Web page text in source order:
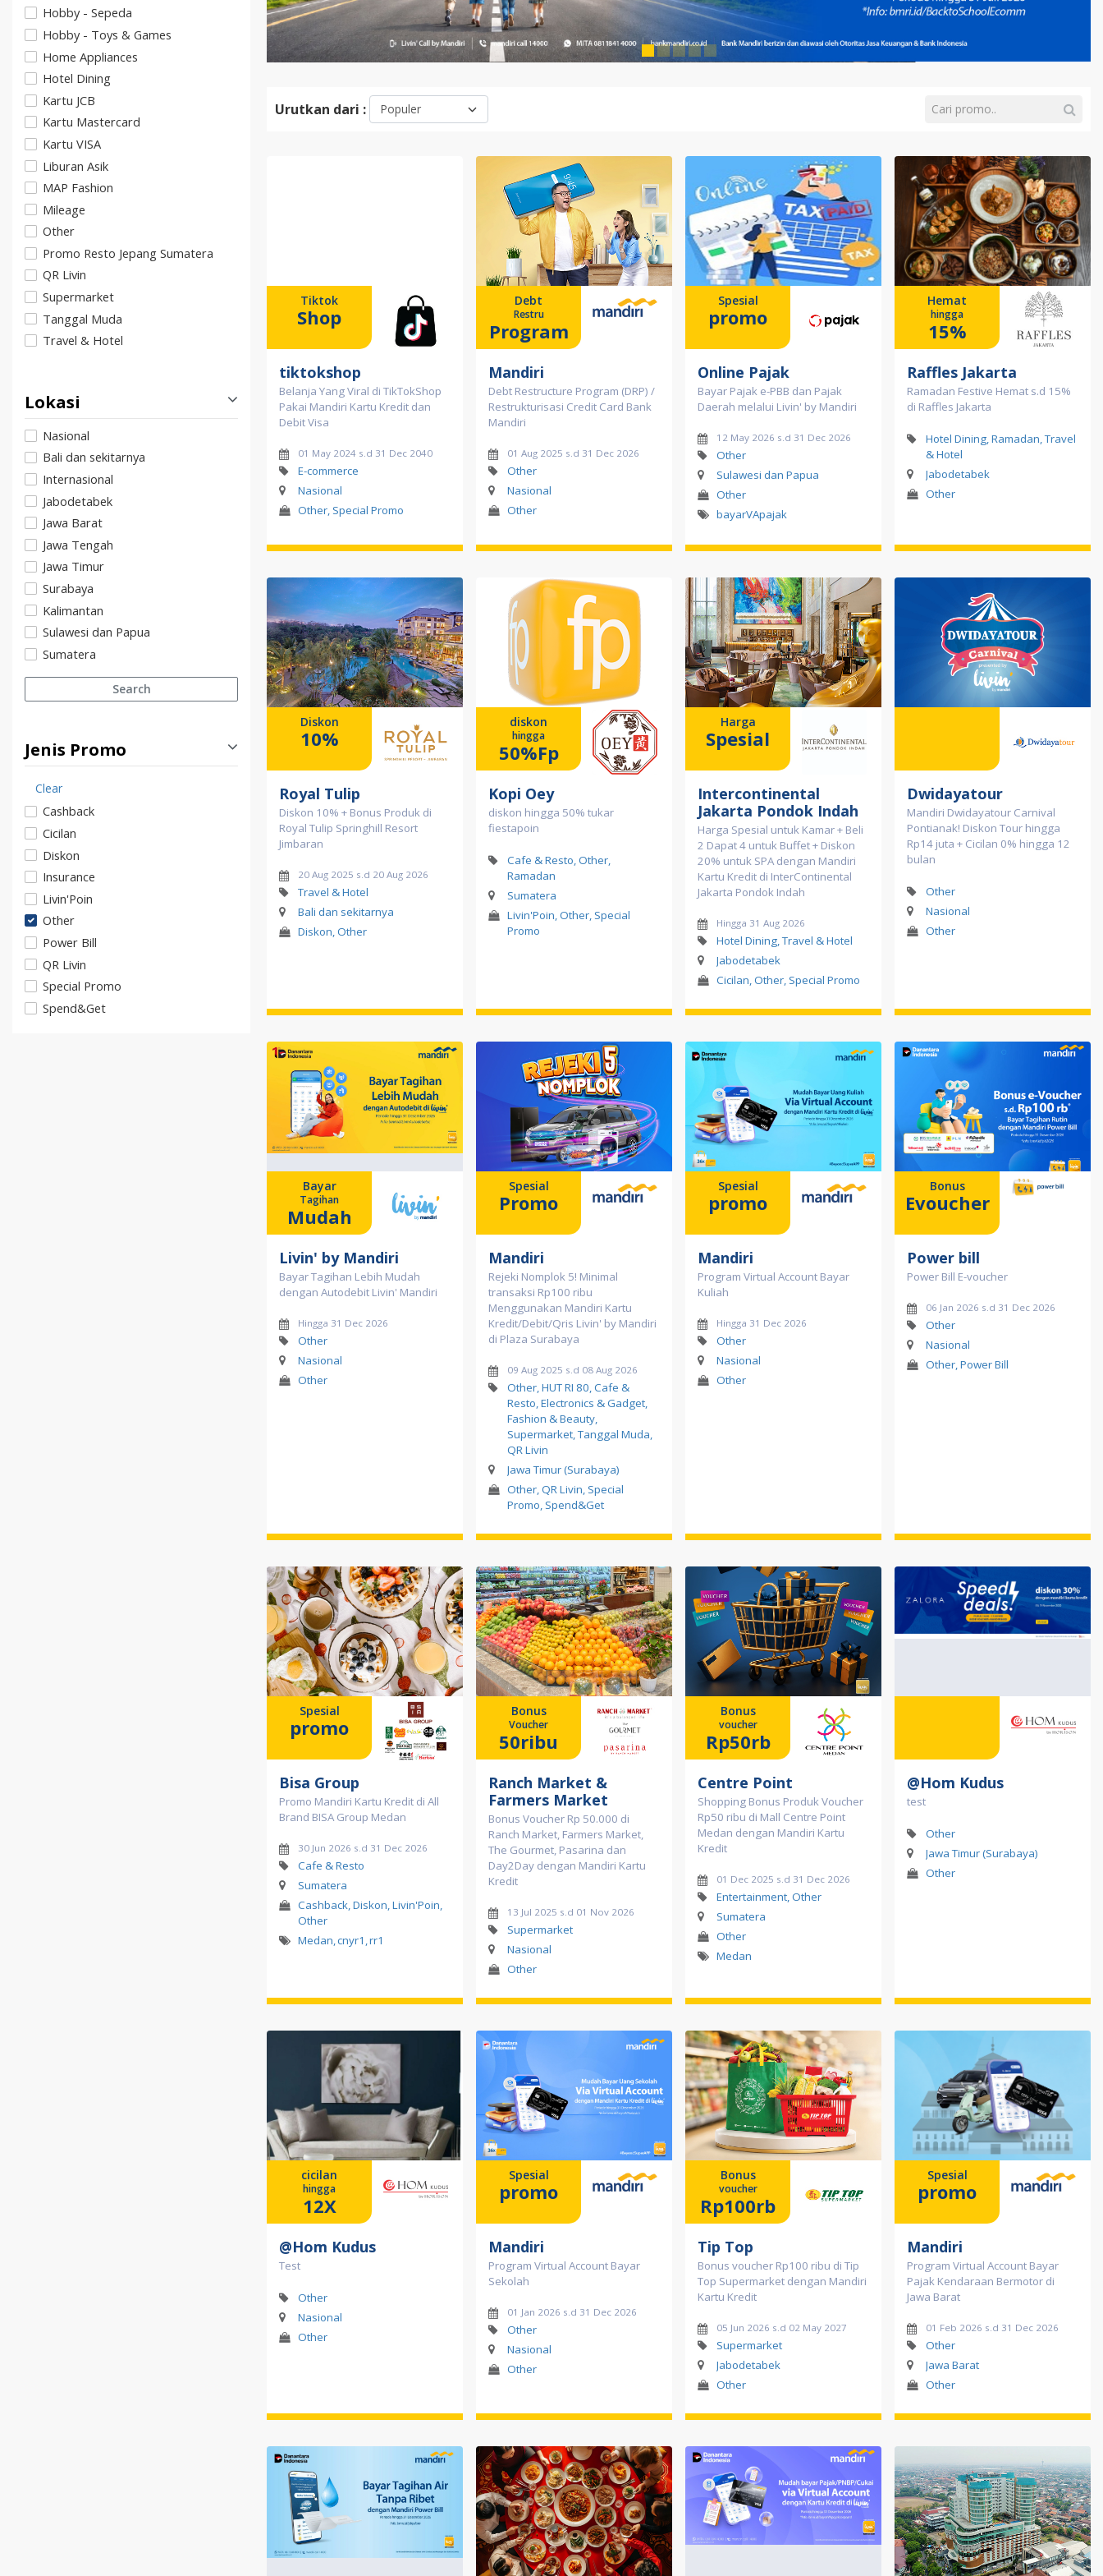
Hobby - Sepeda
Hobby - Toys & Games
Home Appliances
Hotel Dining
Kartu JCB
Kartu Mastercard
Kartu VISA
Liburan Asik
MAP Fashion
Mileage
Other
Promo Resto Jepang Sumatera
QR Livin
Supermarket
Tanggal Muda
Travel & Hotel
Lokasi
Nasional
Bali dan sekitarnya
Internasional
Jabodetabek
Jawa Barat
Jawa Tengah
Jawa Timur
Surabaya
Kalimantan
Sulawesi dan Papua
Sumatera
Search
Jenis Promo
Clear
Cashback
Cicilan
Diskon
Insurance
Livin'Poin
Other
Power Bill
QR Livin
Special Promo
Spend&Get
Urutkan dari :
Tiktok
Shop
tiktokshop
Belanja Yang Viral di TikTokShop
Pakai Mandiri Kartu Kredit dan
Debit Visa
01 May 2024 s.d 31 Dec 2040
E-commerce
Nasional
Other, Special Promo
Debt
Restru
Program
Mandiri
Debt Restructure Program (DRP) /
Restrukturisasi Credit Card Bank
Mandiri
01 Aug 2025 s.d 31 Dec 2026
Other
Nasional
Other
Spesial
promo
Online Pajak
Bayar Pajak e-PBB dan Pajak
Daerah melalui Livin' by Mandiri
12 May 2026 s.d 31 Dec 2026
Other
Sulawesi dan Papua
Other
bayarVApajak
Hemat
hingga
15%
Raffles Jakarta
Ramadan Festive Hemat s.d 15%
di Raffles Jakarta
Hotel Dining, Ramadan, Travel
& Hotel
Jabodetabek
Other
Diskon
10%
Royal Tulip
Diskon 10% + Bonus Produk di
Royal Tulip Springhill Resort
Jimbaran
20 Aug 2025 s.d 20 Aug 2026
Travel & Hotel
Bali dan sekitarnya
Diskon, Other
diskon
hingga
50%Fp
Kopi Oey
diskon hingga 50% tukar
fiestapoin
Cafe & Resto, Other,
Ramadan
Sumatera
Livin'Poin, Other, Special
Promo
Harga
Spesial
Intercontinental
Jakarta Pondok Indah
Harga Spesial untuk Kamar + Beli
2 Dapat 4 untuk Buffet + Diskon
20% untuk SPA dengan Mandiri
Kartu Kredit di InterContinental
Jakarta Pondok Indah
Hingga 31 Aug 2026
Hotel Dining, Travel & Hotel
Jabodetabek
Cicilan, Other, Special Promo
Dwidayatour
Mandiri Dwidayatour Carnival
Pontianak! Diskon Tour hingga
Rp14 juta + Cicilan 0% hingga 12
bulan
Other
Nasional
Other
Bayar
Tagihan
Mudah
Livin' by Mandiri
Bayar Tagihan Lebih Mudah
dengan Autodebit Livin' Mandiri
Hingga 31 Dec 2026
Other
Nasional
Other
Spesial
Promo
Mandiri
Rejeki Nomplok 5! Minimal
transaksi Rp100 ribu
Menggunakan Mandiri Kartu
Kredit/Debit/Qris Livin' by Mandiri
di Plaza Surabaya
09 Aug 2025 s.d 08 Aug 2026
Other, HUT RI 80, Cafe &
Resto, Electronics & Gadget,
Fashion & Beauty,
Supermarket, Tanggal Muda,
QR Livin
Jawa Timur (Surabaya)
Other, QR Livin, Special
Promo, Spend&Get
Spesial
promo
Mandiri
Program Virtual Account Bayar
Kuliah
Hingga 31 Dec 2026
Other
Nasional
Other
Bonus
Evoucher
Power bill
Power Bill E-voucher
06 Jan 2026 s.d 31 Dec 2026
Other
Nasional
Other, Power Bill
Spesial
promo
Bisa Group
Promo Mandiri Kartu Kredit di All
Brand BISA Group Medan
30 Jun 2026 s.d 31 Dec 2026
Cafe & Resto
Sumatera
Cashback, Diskon, Livin'Poin,
Other
Medan,cnyr1 ,rr1
Bonus
Voucher
50ribu
Ranch Market &
Farmers Market
Bonus Voucher Rp 50.000 di
Ranch Market, Farmers Market,
The Gourmet, Pasarina dan
Day2Day dengan Mandiri Kartu
Kredit
13 Jul 2025 s.d 01 Nov 2026
Supermarket
Nasional
Other
Bonus
voucher
Rp50rb
Centre Point
Shopping Bonus Produk Voucher
Rp50 ribu di Mall Centre Point
Medan dengan Mandiri Kartu
Kredit
01 Dec 2025 s.d 31 Dec 2026
Entertainment, Other
Sumatera
Other
Medan
@Hom Kudus
test
Other
Jawa Timur (Surabaya)
Other
cicilan
hingga
12X
@Hom Kudus
Test
Other
Nasional
Other
Spesial
promo
Mandiri
Program Virtual Account Bayar
Sekolah
01 Jan 2026 s.d 31 Dec 2026
Other
Nasional
Other
Bonus
voucher
Rp100rb
Tip Top
Bonus voucher Rp100 ribu di Tip
Top Supermarket dengan Mandiri
Kartu Kredit
05 Jun 2026 s.d 02 May 2027
Supermarket
Jabodetabek
Other
Spesial
promo
Mandiri
Program Virtual Account Bayar
Pajak Kendaraan Bermotor di
Jawa Barat
01 Feb 2026 s.d 31 Dec 2026
Other
Jawa Barat
Other